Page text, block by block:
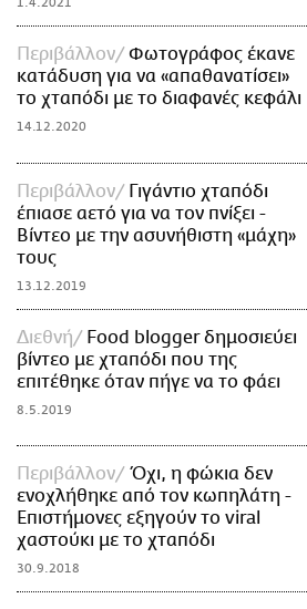
Περιβάλλον
Φωτογράφος έκανε
κατάδυση για να «απαθανατίσει»
το χταπόδι με το διαφανές κεφάλι
14.12.2020
Περιβάλλον
Γιγάντιο χταπόδι
έπιασε αετό για να τον πνίξει -
Βίντεο με την ασυνήθιστη «μάχη»
τους
13.12.2019
Διεθνή
Food blogger δημοσιεύει
βίντεο με χταπόδι που της
επιτέθηκε όταν πήγε να το φάει
8.5.2019
Περιβάλλον
Όχι, η φώκια δεν
ενοχλήθηκε από τον κωπηλάτη -
Επιστήμονες εξηγούν το viral
χαστούκι με το χταπόδι
30.9.2018